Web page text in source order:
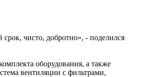
срок, чисто, добротно», - поделился
оборудования, а также
вентиляции с фильтрами,